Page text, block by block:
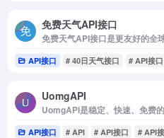
免费天气API接口
免费天气API接口是更友好的全
API接口 # 40日天气接口 # API接口
UomgAPI
UomgAPI是稳定、快速、免费
API接口 # API # API接口 # API